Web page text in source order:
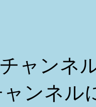
ャンネ
ャンネル